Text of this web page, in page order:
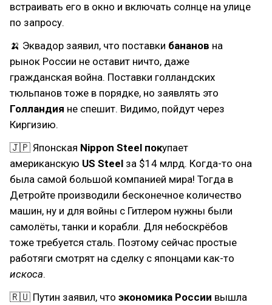
встраивать его в окно и включать солнце на улице
по запросу.
🍌 Эквадор заявил, что поставки бананов на
рынок России не оставит ничто, даже
гражданская война. Поставки голландских
тюльпанов тоже в порядке, но заявлять это
Голландия не спешит. Видимо, пойдут через
Киргизию.
🇯🇵 Японская Nippon Steel покупает
американскую US Steel за $14 млрд. Когда-то она
была самой большой компанией мира! Тогда в
Детройте производили бесконечное количество
машин, ну и для войны с Гитлером нужны были
самолёты, танки и корабли. Для небоскрёбов
тоже требуется сталь. Поэтому сейчас простые
работяги смотрят на сделку с японцами как-то
искоса.
🇷🇺 Путин заявил, что экономика России вышла